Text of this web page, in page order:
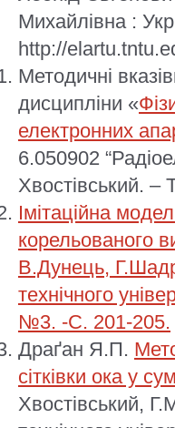
Михайлівна :
http://
Методичні
дисципліни «
електронних
6.050902
Хвостівський. –
Імітаційна
корельованого
В.Дунець,
технічного
№3. -С. 201-205.
Драґан Я.П.
сітківки ока у
Хвостівський,